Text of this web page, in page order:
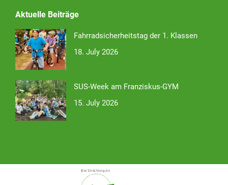
Aktuelle Beiträge
Fahrradsicherheitstag der 1. Klassen
18. July 2026
SUS-Week am Franziskus-GYM
15. July 2026